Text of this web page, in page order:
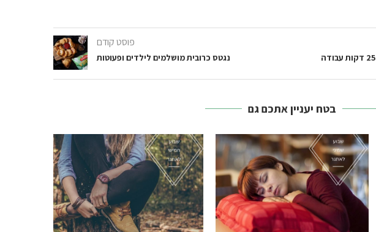
פוסט קודם
נגטס כרובית מושלמים לילדים ופעוטות
בטח יעניין אתכם גם